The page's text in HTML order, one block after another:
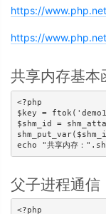
https://
https://
共享内存基本
<?php
$key =
$shm_id =
echo "共享内存：
父子进程通信
<?php